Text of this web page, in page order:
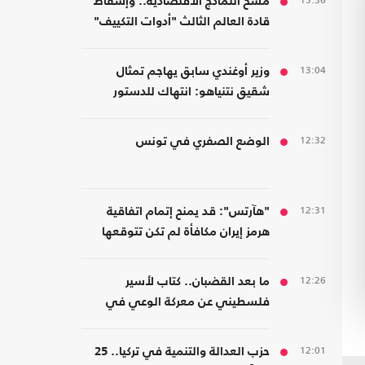
قادة العالم الثالث "أدوات التكييف"
13:04
وزير أوغندي سابق يهاجم تمثال
شقيق نتنياهو: انتهاك للدستور
12:32 الوضع الصفري في تونس
12:31
"هآرتس": قد يمنح إتمام اتفاقية
هرمز إيران مكافأة لم تكن تتوقعها
12:26
ما بعد القضبان.. كتاب لأسير
فلسطيني عن معركة الوعي في
12:01 حزب العدالة والتنمية في تركيا.. 25